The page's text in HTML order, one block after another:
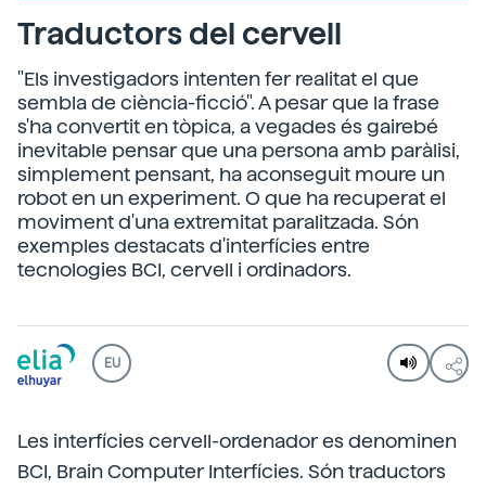
Traductors del cervell
"Els investigadors intenten fer realitat el que
sembla de ciència-ficció". A pesar que la frase
s'ha convertit en tòpica, a vegades és gairebé
inevitable pensar que una persona amb paràlisi,
simplement pensant, ha aconseguit moure un
robot en un experiment. O que ha recuperat el
moviment d'una extremitat paralitzada. Són
exemples destacats d'interfícies entre
tecnologies BCI, cervell i ordinadors.
EU
Les interfícies cervell-ordenador es denominen
BCI, Brain Computer Interfícies. Són traductors